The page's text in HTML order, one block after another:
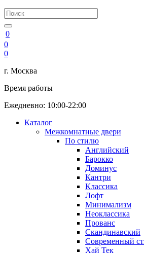
0
0
0
г. Москва
Время работы
Ежедневно: 10:00-22:00
Каталог
Межкомнатные двери
По стилю
Английский
Барокко
Доминус
Кантри
Классика
Лофт
Минимализм
Неоклассика
Прованс
Скандинавский
Современный
Хай Тек